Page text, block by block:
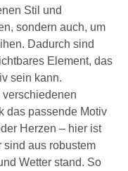
Stil und
sondern auch, um
Dadurch sind
Element, das
sein kann.
verschiedenen
das passende Motiv
Herzen – hier ist
aus robustem
Wetter stand. So